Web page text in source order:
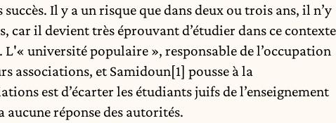
Il y a un risque que dans deux ou trois ans, il n’y
car il devient très éprouvant d’étudier dans ce
université populaire », responsable de l’occupation
associations, et Samidoun[1] pousse à la
est d’écarter les étudiants juifs de l’enseignement
aucune réponse des autorités.